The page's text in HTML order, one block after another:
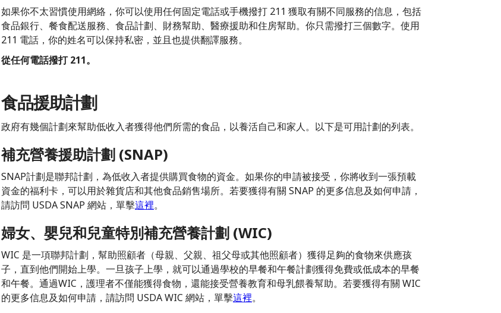
如果你不太習慣使用網絡，你可以使用任何固定電話或手機撥打 211 獲取有關不同服務的信息，包括
食品銀行、餐食配送服務、食品計劃、財務幫助、醫療援助和住房幫助。你只需撥打三個數字。使用
211 電話，你的姓名可以保持私密，並且也提供翻譯服務。
從任何電話撥打 211。
食品援助計劃
政府有幾個計劃來幫助低收入者獲得他們所需的食品，以養活自己和家人。以下是可用計劃的列表。
補充營養援助計劃 (SNAP)
SNAP計劃是聯邦計劃，為低收入者提供購買食物的資金。如果你的申請被接受，你將收到一張預載
資金的福利卡，可以用於雜貨店和其他食品銷售場所。若要獲得有關 SNAP 的更多信息及如何申請，
請訪問 USDA SNAP 網站，單擊這裡。
婦女、嬰兒和兒童特別補充營養計劃 (WIC)
WIC 是一項聯邦計劃，幫助照顧者（母親、父親、祖父母或其他照顧者）獲得足夠的食物來供應孩
子，直到他們開始上學。一旦孩子上學，就可以通過學校的早餐和午餐計劃獲得免費或低成本的早餐
和午餐。通過WIC，護理者不僅能獲得食物，還能接受營養教育和母乳餵養幫助。若要獲得有關 WIC
的更多信息及如何申請，請訪問 USDA WIC 網站，單擊這裡。